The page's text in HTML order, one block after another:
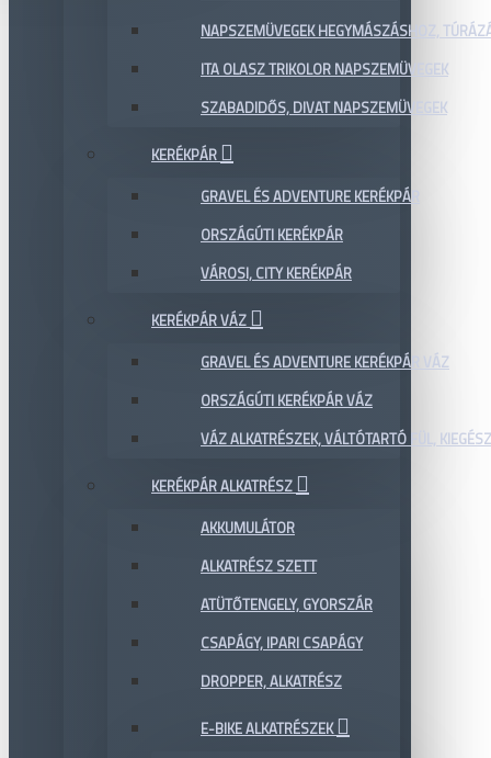
NAPSZEMÜVEGEK HEGYMÁSZÁSHOZ,
ITA OLASZ TRIKOLOR NAPSZEMÜVEGEK
SZABADIDŐS, DIVAT NAPSZEMÜVEGEK
KERÉKPÁR
GRAVEL ÉS ADVENTURE KERÉKPÁR
ORSZÁGÚTI KERÉKPÁR
VÁROSI, CITY KERÉKPÁR
KERÉKPÁR VÁZ
GRAVEL ÉS ADVENTURE KERÉKPÁR VÁZ
ORSZÁGÚTI KERÉKPÁR VÁZ
VÁZ ALKATRÉSZEK, VÁLTÓTARTÓ FÜL,
KERÉKPÁR ALKATRÉSZ
AKKUMULÁTOR
ALKATRÉSZ SZETT
ATÜTŐTENGELY, GYORSZÁR
CSAPÁGY, IPARI CSAPÁGY
DROPPER, ALKATRÉSZ
E-BIKE ALKATRÉSZEK